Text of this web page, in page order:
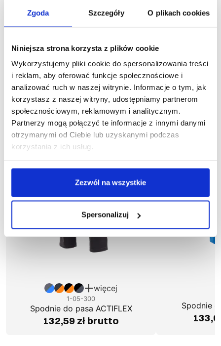
Zgoda Szczegóły O plikach cookies
Niniejsza strona korzysta z plików cookie
Wykorzystujemy pliki cookie do spersonalizowania treści
i reklam, aby oferować funkcje społecznościowe i
analizować ruch w naszej witrynie. Informacje o tym, jak
korzystasz z naszej witryny, udostępniamy partnerom
społecznościowym, reklamowym i analitycznym.
Partnerzy mogą połączyć te informacje z innymi danymi
otrzymanymi od Ciebie lub uzyskanymi podczas
korzystania z ich usług.
Zezwól na wszystkie
Spersonalizuj
Podobne produkty
więcej
1-05-300
Spodnie do pasa ACTIFLEX
132,59 zł brutto
Spodnie